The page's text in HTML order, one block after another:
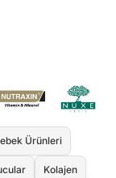
Ürünleri
Kolajen